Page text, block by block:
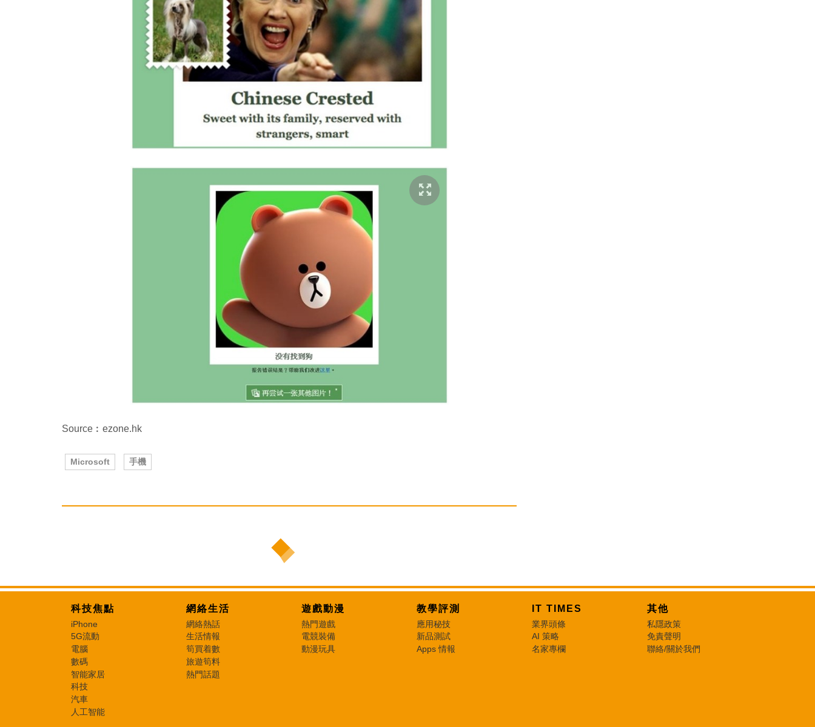
Source︰ezone.hk
Microsoft 手機
科技焦點
iPhone
5G流動
電腦
數碼
智能家居
科技
汽車
人工智能
網絡生活
網絡熱話
生活情報
筍買着數
旅遊筍料
熱門話題
遊戲動漫
熱門遊戲
電競裝備
動漫玩具
教學評測
應用秘技
新品測試
Apps 情報
IT TIMES
業界頭條
AI 策略
名家專欄
其他
私隱政策
免責聲明
聯絡/關於我們